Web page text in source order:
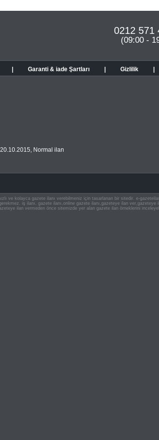
0212 571
(09:00 -
Garanti & iade Şartları Gizlilik
20.10.2015, Normal ilan
ve kolayca gazete ilanı verebilmeniz için tasarlanan bir sitedir. e-
iş ilanı, gazete ilanı,online gazete ilanı,gazeteye ilan
ilan vermeden önce sitemizde yer alan gazete ilan örneklerini